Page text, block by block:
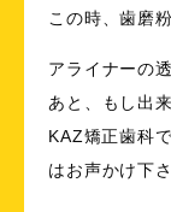
この時、歯磨
アライナーの
あと、もし出
KAZ矯正歯科
はお声かけ下